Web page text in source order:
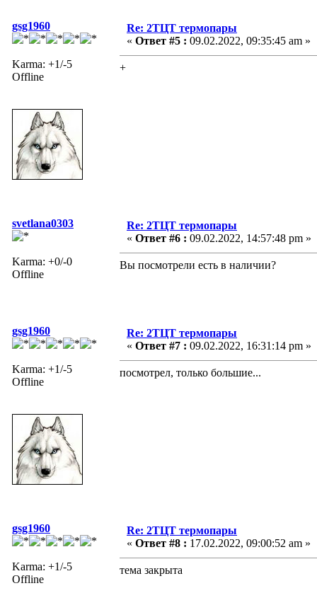
gsg1960
Karma: +1/-5
Offline
Re: 2ТЦТ термопары
« Ответ #5 : 09.02.2022, 09:35:45 am »
+
svetlana0303
Karma: +0/-0
Offline
Re: 2ТЦТ термопары
« Ответ #6 : 09.02.2022, 14:57:48 pm »
Вы посмотрели есть в наличии?
gsg1960
Karma: +1/-5
Offline
Re: 2ТЦТ термопары
« Ответ #7 : 09.02.2022, 16:31:14 pm »
посмотрел, только большие...
gsg1960
Karma: +1/-5
Offline
Re: 2ТЦТ термопары
« Ответ #8 : 17.02.2022, 09:00:52 am »
тема закрыта